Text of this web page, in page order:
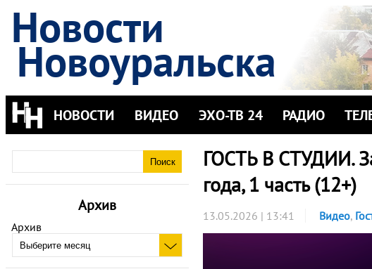
Новости
Новоуральска
НОВОСТИ ВИДЕО ЭХО-ТВ 24 РАДИО
Архив
Архив
ГОСТЬ В СТУДИИ.
года, 1 часть (12+)
13.05.2026 | 13:41 Видео,